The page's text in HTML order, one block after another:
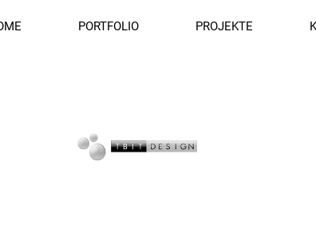
PORTFOLIO PROJEKTE